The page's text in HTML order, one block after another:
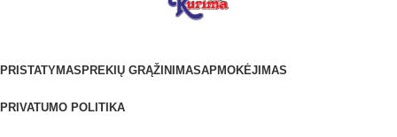
PRISTATYMAS PREKIŲ GRĄŽINIMASAPMOKĖJIMAS
PRIVATUMO POLITIKA